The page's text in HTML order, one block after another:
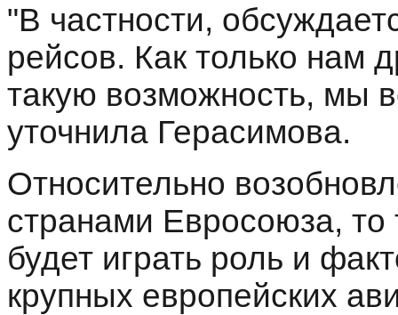
"В частности,
рейсов. Как только нам
такую возможность, мы
уточнила Герасимова.
Относительно
странами Евросоюза,
будет играть роль и
крупных европейских